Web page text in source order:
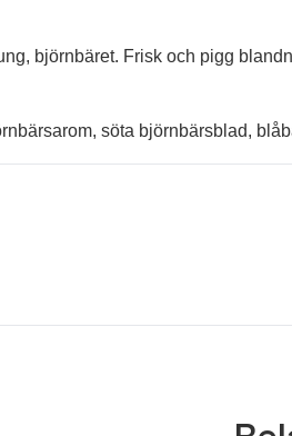
björnbäret. Frisk och pigg
söta björnbärsblad,